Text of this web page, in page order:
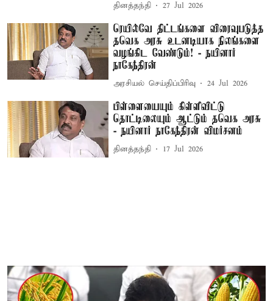
தினத்தந்தி 27 Jul 2026
ரெயில்வே திட்டங்களை விரைவுபடுத்த
தவெக அரசு உடனடியாக நிலங்களை
வழங்கிட வேண்டும்! - நயினார்
நாகேந்திரன்
அரசியல் செய்திப்பிரிவு 24 Jul 2026
பிள்ளையையும் கிள்ளிவிட்டு
தொட்டிலையும் ஆட்டும் தவெக அரசு
- நயினார் நாகேந்திரன் விமர்சனம்
தினத்தந்தி 17 Jul 2026